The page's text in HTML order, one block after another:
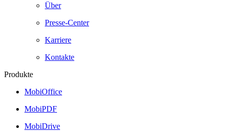
Über
Presse-Center
Karriere
Kontakte
Produkte
MobiOffice
MobiPDF
MobiDrive